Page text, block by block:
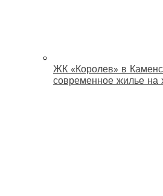
ЖК «Королев» в
современное жилье на